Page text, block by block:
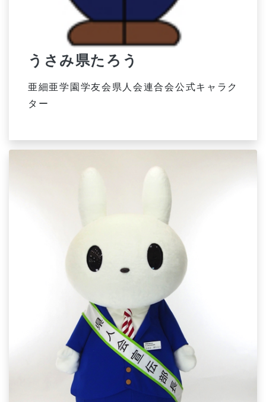
うさみ県たろう
亜細亜学園学友会県人会連合会公式キャラク
ター